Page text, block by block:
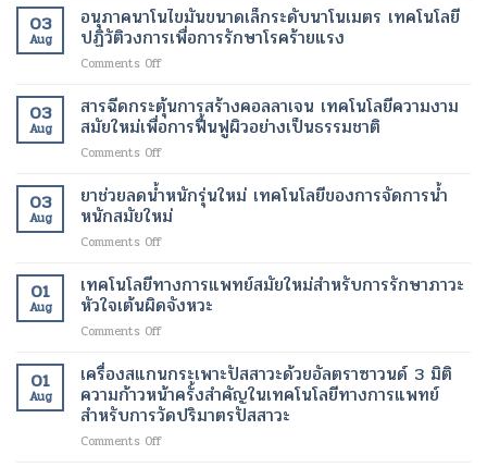
ของ
ผู้
ป่วย
ที่
กระจ่าง
ดี
ขึ้น
ใหม่
เพื่อ
การ
ปรับ
ร่าง
และ
โดย
ไม่
ต้อง
บำบัด
ด้วย
เซลล์
ต้น
ฟื้นฟู
เนื้อเยื่อ
ให้
กลับ
ตาม
ปกติ
อีก
เทคโนโลยี
ทางการ
แพทย์
สมัย
03
Aug
อนุภาคนาโนไขมันขนาดเล็กระดับนาโนเมตร เทคโนโลยี
ปฏิวัติวงการเพื่อการรักษาโรคร้ายแรง
Comments Offon
นาโน
ไข
มัน
ขนาด
ระดับ
นาโน
วงการ
เพื่อ
ร้าย
แรง
03
Aug
สารฉีดกระตุ้นการสร้างคอลลาเจน เทคโนโลยีความงาม
สมัยใหม่เพื่อการฟื้นฟูผิวอย่างเป็นธรรมชาติ
Comments Offon
ฉีด
กระตุ้น
การ
สร้าง
ล
ลา
งาม
สมัย
ใหม่
03
Aug
ยาช่วยลดน้ำหนักรุ่นใหม่ เทคโนโลยีของการจัดการน้ำ
หนักสมัยใหม่
Comments Offon
ช่วย
ลด
น้ำ
หนัก
ใหม่
เทคโนโลยี
ของ
การ
จัดการ
01
Aug
เทคโนโลยีทางการแพทย์สมัยใหม่สำหรับการรักษาภาวะ
หัวใจเต้นผิดจังหวะ
Comments Offon
ทางการ
แพทย์
สมัย
ใหม่
สำหรับ
01
Aug
เครื่องสแกนกระเพาะปัสสาวะด้วยอัลตราซาวนด์ 3 มิติ
ความก้าวหน้าครั้งสำคัญในเทคโนโลยีทางการแพทย์
สำหรับการวัดปริมาตรปัสสาวะ
Comments Offon